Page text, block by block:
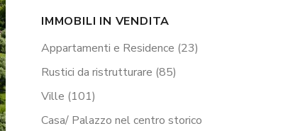
IMMOBILI IN VENDITA
Appartamenti e Residence (23)
Rustici da ristrutturare (85)
Ville (101)
Casa/ Palazzo nel centro storico